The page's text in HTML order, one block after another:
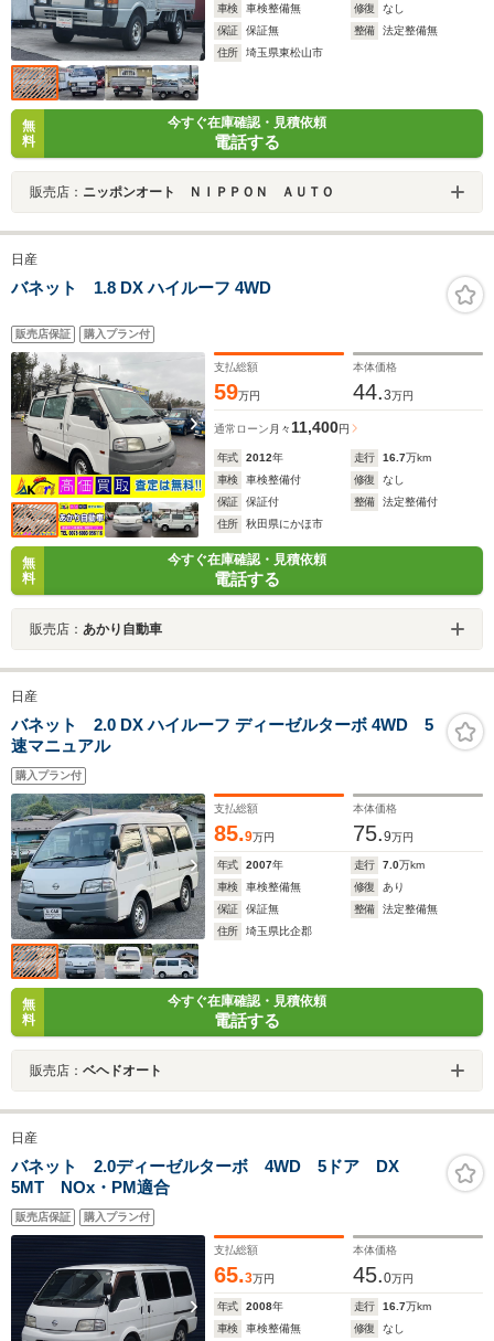
車検
車検整備無 修復
なし
保証
保証無 整備
法定整備無
住所
埼玉県東松山市
無
料
今すぐ在庫確認・見積依頼
電話する
販売店： ニッポンオート ＮＩＰＰＯＮ ＡＵＴＯ
日産
バネット 1.8 DX ハイルーフ 4WD
販売店保証 購入プラン付
支払総額
59万円
本体価格
44.3万円
通常ローン 月々 11,400円
年式 2012年 走行 16.7万km
車検
車検整備付 修復
なし
保証
保証付 整備
法定整備付
住所
秋田県にかほ市
無
料
今すぐ在庫確認・見積依頼
電話する
販売店： あかり自動車
日産
バネット 2.0 DX ハイルーフ ディーゼルターボ 4WD 5
速マニュアル
購入プラン付
支払総額
85.9万円
本体価格
75.9万円
年式 2007年 走行 7.0万km
車検
車検整備無 修復
あり
保証
保証無 整備
法定整備無
住所
埼玉県比企郡
無
料
今すぐ在庫確認・見積依頼
電話する
販売店： ベヘドオート
日産
バネット 2.0ディーゼルターボ 4WD 5ドア DX
5MT NOx・PM適合
販売店保証 購入プラン付
支払総額
65.3万円
本体価格
45.0万円
年式 2008年 走行 16.7万km
車検
車検整備無 修復
なし